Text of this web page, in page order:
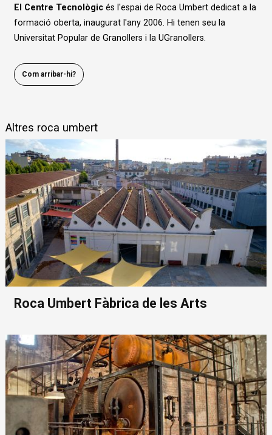
El Centre Tecnològic és l'espai de Roca Umbert dedicat a la
formació oberta, inaugurat l'any 2006. Hi tenen seu la
Universitat Popular de Granollers i la UGranollers.
Com arribar-hi?
Altres roca umbert
Roca Umbert Fàbrica de les Arts